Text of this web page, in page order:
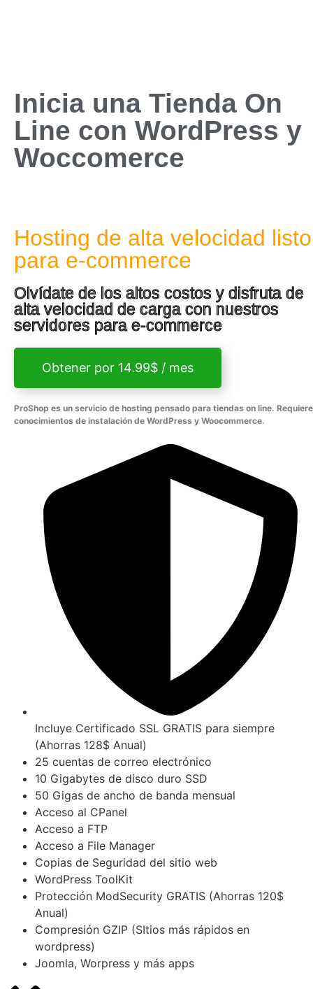
Inicia una Tienda On
Line con WordPress y
Woccomerce
Hosting de alta velocidad listo
para e-commerce
Olvídate de los altos costos y disfruta de
alta velocidad de carga con nuestros
servidores para e-commerce
Obtener por 14.99$ / mes
ProShop es un servicio de hosting pensado para tiendas on line. Requiere
conocimientos de instalación de WordPress y Woocommerce.
Incluye Certificado SSL GRATIS para siempre
(Ahorras 128$ Anual)
25 cuentas de correo electrónico
10 Gigabytes de disco duro SSD
50 Gigas de ancho de banda mensual
Acceso al CPanel
Acceso a FTP
Acceso a File Manager
Copias de Seguridad del sitio web
WordPress ToolKit
Protección ModSecurity GRATIS (Ahorras 120$
Anual)
Compresión GZIP (SItios más rápidos en
wordpress)
Joomla, Worpress y más apps